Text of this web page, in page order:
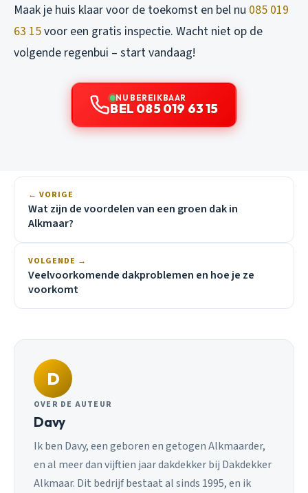
Maak je huis klaar voor de toekomst en bel nu 085 019
63 15voor een gratis inspectie. Wacht niet op de
volgende regenbui – start vandaag!
NU BEREIKBAAR
BEL 085 019 63 15
← VORIGE
Wat zijn de voordelen van een groen dak in
Alkmaar?
VOLGENDE →
Veelvoorkomende dakproblemen en hoe je ze
voorkomt
D
OVER DE AUTEUR
Davy
Ik ben Davy, een geboren en getogen Alkmaarder,
en al meer dan vijftien jaar dakdekker bij Dakdekker
Alkmaar. Dit bedrijf bestaat al sinds 1995, en ik